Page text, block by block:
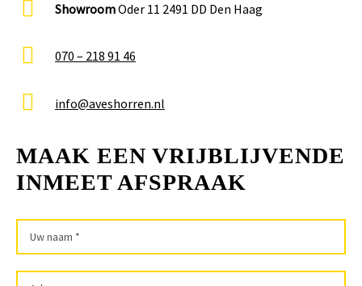
ShowroomOder 11 2491 DD Den Haag
070 – 218 91 46
info@aveshorren.nl
MAAK EEN VRIJBLIJVENDE
INMEET AFSPRAAK